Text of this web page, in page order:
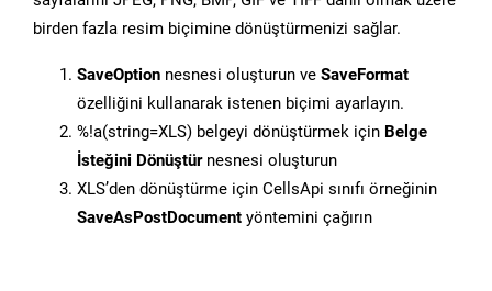
birden fazla resim biçimine dönüştürmenizi sağlar.
SaveOption nesnesi oluşturun ve SaveFormat
özelliğini kullanarak istenen biçimi ayarlayın.
%!a(string=XLS) belgeyi dönüştürmek için Belge
İsteğini Dönüştürnesnesi oluşturun
XLS’den dönüştürme için CellsApi sınıfı örneğinin
SaveAsPostDocument yöntemini çağırın